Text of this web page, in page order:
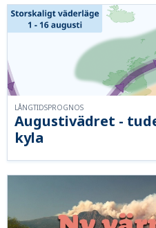
Augustivädret -
kyla
LÅNGTIDSPROGNOS